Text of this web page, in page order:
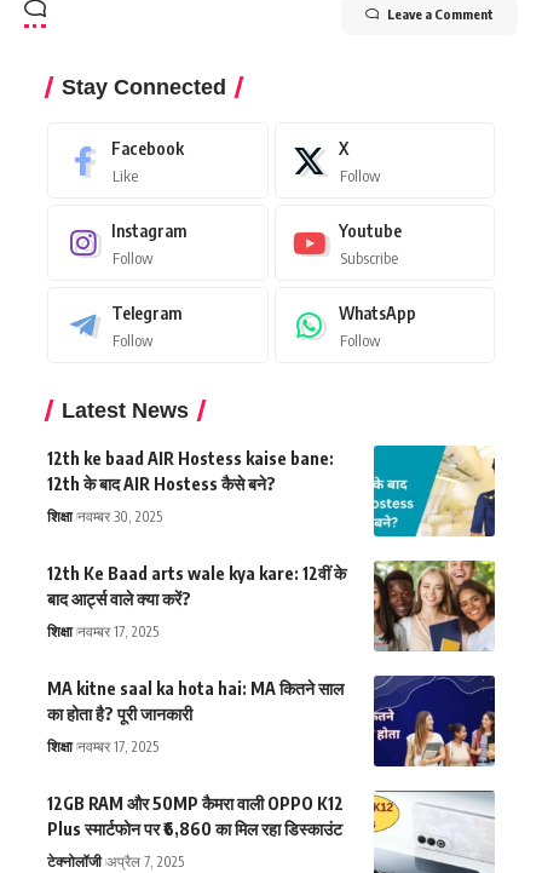
Leave a Comment
Stay Connected
Facebook
Like
X
Follow
Instagram
Follow
Youtube
Subscribe
Telegram
Follow
WhatsApp
Follow
Latest News
12th ke baad AIR Hostess kaise bane:
12th के बाद AIR Hostess कैसे बने?
शिक्षा नवम्बर 30, 2025
12th Ke Baad arts wale kya kare: 12वीं के
बाद आर्ट्स वाले क्या करें?
शिक्षा नवम्बर 17, 2025
MA kitne saal ka hota hai: MA कितने साल
का होता है? पूरी जानकारी
शिक्षा नवम्बर 17, 2025
12GB RAM और 50MP कैमरा वाली OPPO K12
Plus स्मार्टफोन पर ₹6,860 का मिल रहा डिस्काउंट
टेक्नोलॉजी अप्रैल 7, 2025